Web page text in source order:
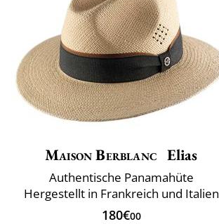
Maison Berblanc Elias
Authentische Panamahüte
Hergestellt in Frankreich und Italien
180€00